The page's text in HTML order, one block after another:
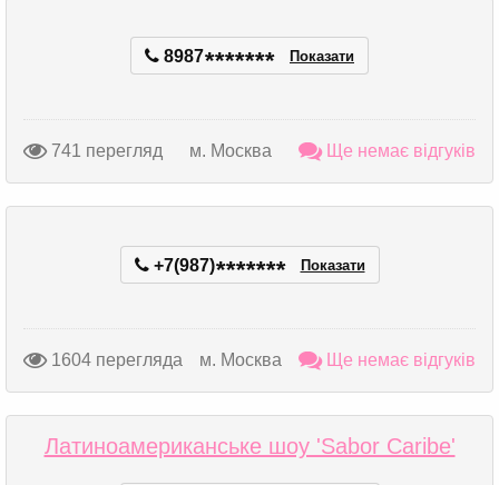
8987******* Показати
741 перегляд м. Москва Ще немає відгуків
+7(987)******* Показати
1604 перегляда м. Москва Ще немає відгуків
Латиноамериканське шоу 'Sabor Caribe'